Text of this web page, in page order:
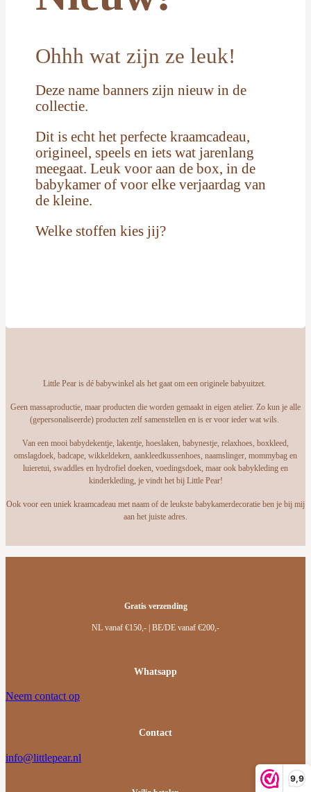
9,9
Ohhh wat zijn ze leuk!
Deze name banners zijn nieuw in de
collectie.
Dit is echt het perfecte kraamcadeau,
origineel, speels en iets wat jarenlang
meegaat. Leuk voor aan de box, in de
babykamer of voor elke verjaardag van
de kleine.
Welke stoffen kies jij?
Little Pear is dé babywinkel als het gaat om een originele babyuitzet.
Geen massaproductie, maar producten die worden gemaakt in eigen atelier. Zo kun je alle
(gepersonaliseerde) producten zelf samenstellen en is er voor ieder wat wils.
Van een mooi babydekentje, lakentje, hoeslaken, babynestje, relaxhoes, boxkleed,
omslagdoek, badcape, wikkeldeken, aankleedkussenhoes, naamslinger, mommybag en
luieretui, swaddles en hydrofiel doeken, voedingsdoek, maar ook babykleding en
kinderkleding, je vindt het bij Little Pear!
Ook voor een uniek kraamcadeau met naam of de leukste babykamerdecoratie ben je bij mij
aan het juiste adres.
Gratis verzending
NL vanaf €150,- | BE/DE vanaf €200,-
Whatsapp
Neem contact op
Contact
info@littlepear.nl